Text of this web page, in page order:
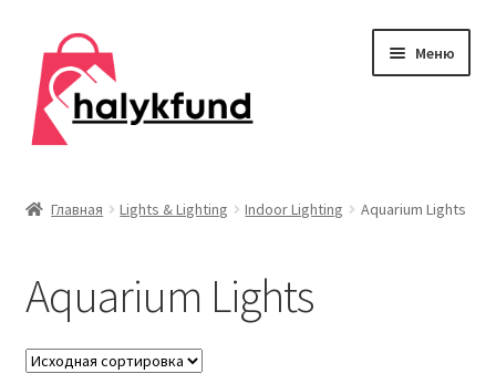
Перейти
навигации
Перейти
содержимому
Меню
О нас
Контакты
Главная Lights & Lighting Indoor Lighting Aquarium Lights
Aquarium Lights